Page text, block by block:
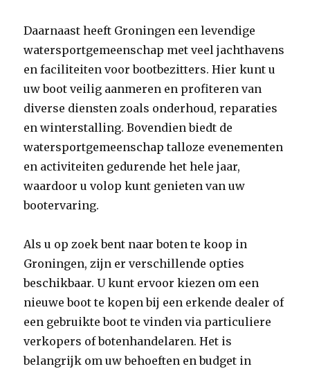
Daarnaast heeft Groningen een levendige
watersportgemeenschap met veel jachthavens
en faciliteiten voor bootbezitters. Hier kunt u
uw boot veilig aanmeren en profiteren van
diverse diensten zoals onderhoud, reparaties
en winterstalling. Bovendien biedt de
watersportgemeenschap talloze evenementen
en activiteiten gedurende het hele jaar,
waardoor u volop kunt genieten van uw
bootervaring.
Als u op zoek bent naar boten te koop in
Groningen, zijn er verschillende opties
beschikbaar. U kunt ervoor kiezen om een
nieuwe boot te kopen bij een erkende dealer of
een gebruikte boot te vinden via particuliere
verkopers of botenhandelaren. Het is
belangrijk om uw behoeften en budget in